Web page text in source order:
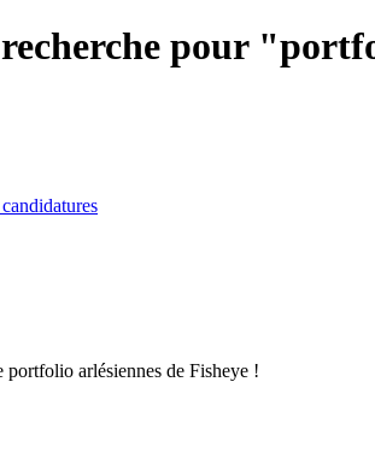
recherche pour